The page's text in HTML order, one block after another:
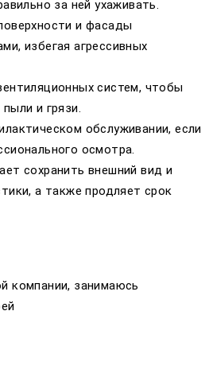
за ней ухаживать.
и фасады
избегая агрессивных
систем, чтобы
и грязи.
обслуживании, если
осмотра.
сохранить внешний вид и
а также продляет срок
компании, занимаюсь